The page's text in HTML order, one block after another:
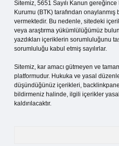
Sitemiz, 5651 Sayılı Kanun
Kurumu (BTK) tarafından onaylanmış
vermektedir. Bu nedenle, sitedeki
veya araştırma yükümlülüğümüz
yazdıkları içeriklerin sorumluluğunu
sorumluluğu kabul etmiş sayılırlar.
Sitemiz, kar amacı gütmeyen ve
platformudur. Hukuka ve yasal
düşündüğünüz içerikleri,
bildirmeniz halinde, ilgili içerikler
kaldırılacaktır.